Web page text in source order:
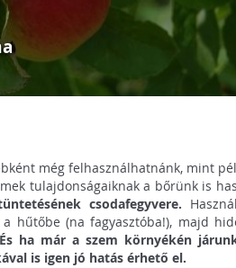
még felhasználhatnánk, mint
tulajdonságaiknak a bőrünk is
csodafegyvere.
hűtőbe (na fagyasztóba!), majd
És ha már a szem környékén
is igen jó hatás érhető el.